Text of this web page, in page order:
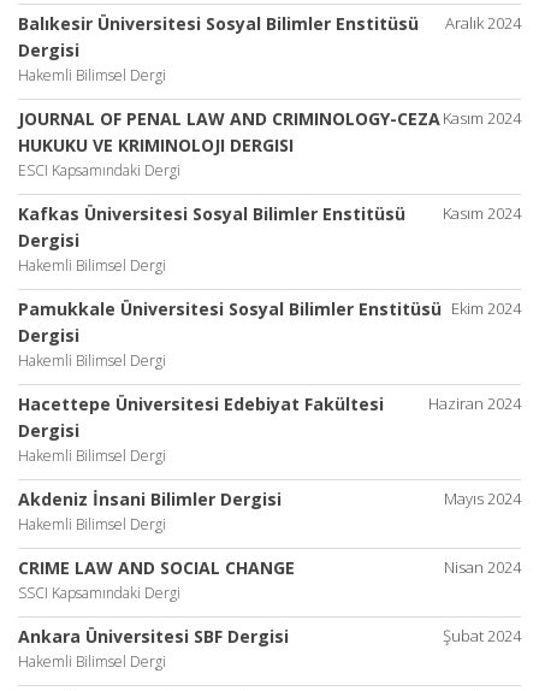
Aralık 2024
Balıkesir Üniversitesi Sosyal Bilimler Enstitüsü
Dergisi
Hakemli Bilimsel Dergi
Kasım 2024
JOURNAL OF PENAL LAW AND CRIMINOLOGY-CEZA
HUKUKU VE KRIMINOLOJI DERGISI
ESCI Kapsamındaki Dergi
Kasım 2024
Kafkas Üniversitesi Sosyal Bilimler Enstitüsü
Dergisi
Hakemli Bilimsel Dergi
Ekim 2024
Pamukkale Üniversitesi Sosyal Bilimler Enstitüsü
Dergisi
Hakemli Bilimsel Dergi
Haziran 2024
Hacettepe Üniversitesi Edebiyat Fakültesi
Dergisi
Hakemli Bilimsel Dergi
Mayıs 2024
Akdeniz İnsani Bilimler Dergisi
Hakemli Bilimsel Dergi
Nisan 2024
CRIME LAW AND SOCIAL CHANGE
SSCI Kapsamındaki Dergi
Şubat 2024
Ankara Üniversitesi SBF Dergisi
Hakemli Bilimsel Dergi